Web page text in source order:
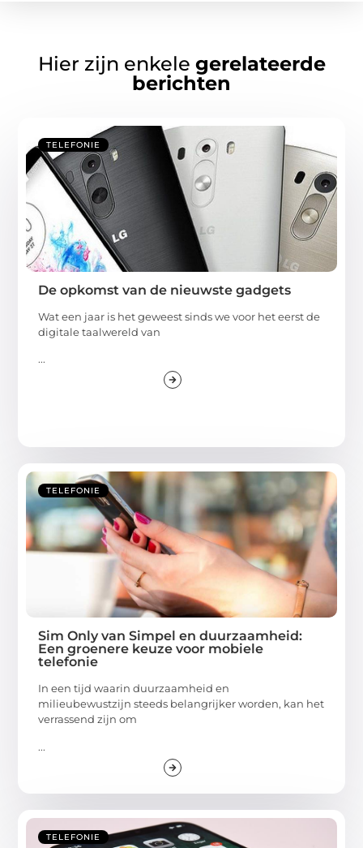
Hier zijn enkele gerelateerde
berichten
TELEFONIE
De opkomst van de nieuwste gadgets
Wat een jaar is het geweest sinds we voor het eerst de
digitale taalwereld van
...
TELEFONIE
Sim Only van Simpel en duurzaamheid:
Een groenere keuze voor mobiele
telefonie
In een tijd waarin duurzaamheid en
milieubewustzijn steeds belangrijker worden, kan het
verrassend zijn om
...
TELEFONIE